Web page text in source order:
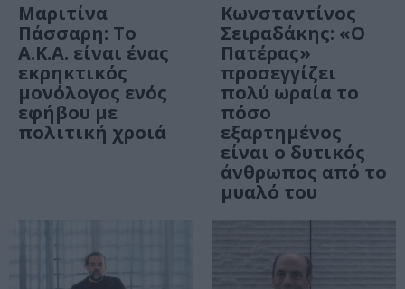
Μαριτίνα
Πάσσαρη: Το
Α.Κ.Α. είναι ένας
εκρηκτικός
μονόλογος ενός
εφήβου με
πολιτική χροιά
Κωνσταντίνος
Σειραδάκης: «O
Πατέρας»
προσεγγίζει
πολύ ωραία το
πόσο
εξαρτημένος
είναι ο δυτικός
άνθρωπος από το
μυαλό του